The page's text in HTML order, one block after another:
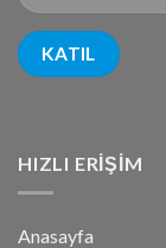
HIZLI ERIŞIM
Anasayfa